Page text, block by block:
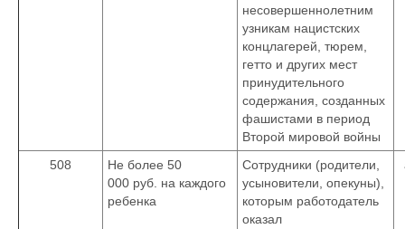
несовершеннолетним
узникам нацистских
концлагерей, тюрем,
гетто и других мест
принудительного
содержания, созданных
фашистами в период
Второй мировой войны
508
Не более 50
000 руб. на каждого
ребенка
Сотрудники (родители,
усыновители, опекуны),
которым работодатель
оказал